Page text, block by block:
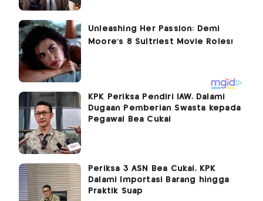
KPK Periksa Pendiri IAW, Dalami
Dugaan Pemberian Swasta kepada
Pegawai Bea Cukai
Periksa 3 ASN Bea Cukai, KPK
Dalami Importasi Barang hingga
Praktik Suap